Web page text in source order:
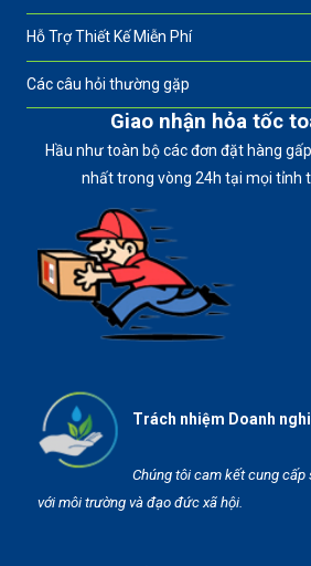
Hỗ Trợ Thiết Kế Miễn Phí
Các câu hỏi thường gặp
Giao nhận hỏa tốc
Hầu như toàn bộ các đơn đặt hàng
nhất trong vòng 24h tại mọi tỉnh
Trách nhiệm Doanh
Chúng tôi cam kết cung cấp
với môi trường và đạo đức xã hội.